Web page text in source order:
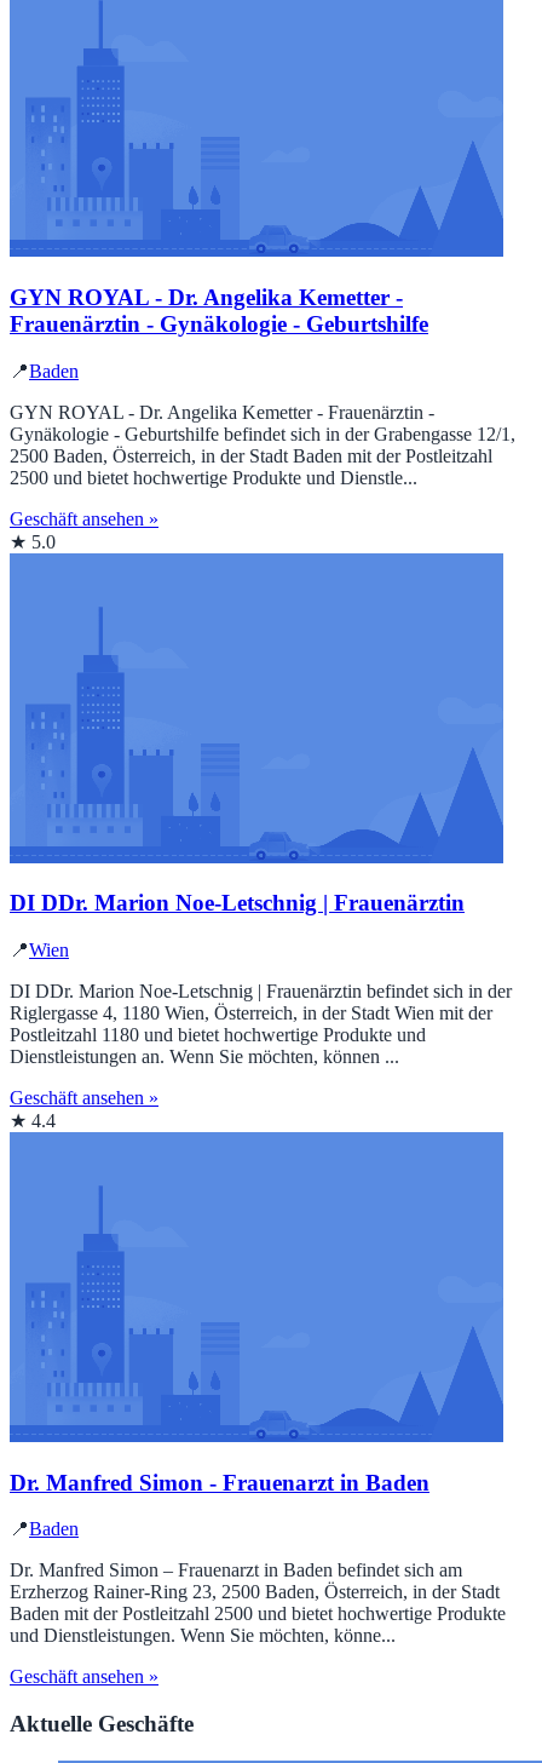
GYN ROYAL - Dr. Angelika Kemetter -
Frauenärztin - Gynäkologie - Geburtshilfe
📍Baden
GYN ROYAL - Dr. Angelika Kemetter - Frauenärztin -
Gynäkologie - Geburtshilfe befindet sich in der Grabengasse 12/1,
2500 Baden, Österreich, in der Stadt Baden mit der Postleitzahl
2500 und bietet hochwertige Produkte und Dienstle...
Geschäft ansehen »
★ 5.0
DI DDr. Marion Noe-Letschnig | Frauenärztin
📍Wien
DI DDr. Marion Noe-Letschnig | Frauenärztin befindet sich in der
Riglergasse 4, 1180 Wien, Österreich, in der Stadt Wien mit der
Postleitzahl 1180 und bietet hochwertige Produkte und
Dienstleistungen an. Wenn Sie möchten, können ...
Geschäft ansehen »
★ 4.4
Dr. Manfred Simon - Frauenarzt in Baden
📍Baden
Dr. Manfred Simon – Frauenarzt in Baden befindet sich am
Erzherzog Rainer-Ring 23, 2500 Baden, Österreich, in der Stadt
Baden mit der Postleitzahl 2500 und bietet hochwertige Produkte
und Dienstleistungen. Wenn Sie möchten, könne...
Geschäft ansehen »
Aktuelle Geschäfte